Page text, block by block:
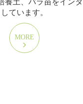
養土、バラ苗をイン
しています。
MORE